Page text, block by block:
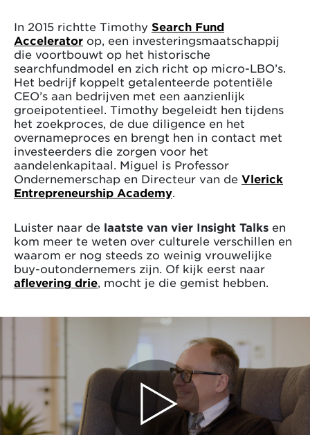
In 2015 richtte Timothy Search Fund
Accelerator op, een investeringsmaatschappij
die voortbouwt op het historische
searchfundmodel en zich richt op micro-LBO’s.
Het bedrijf koppelt getalenteerde potentiële
CEO’s aan bedrijven met een aanzienlijk
groeipotentieel. Timothy begeleidt hen tijdens
het zoekproces, de due diligence en het
overnameproces en brengt hen in contact met
investeerders die zorgen voor het
aandelenkapitaal. Miguel is Professor
Ondernemerschap en Directeur van de Vlerick
Entrepreneurship Academy
Luister naar de laatste van vier Insight Talks en
kom meer te weten over culturele verschillen en
waarom er nog steeds zo weinig vrouwelijke
buy-outondernemers zijn. Of kijk eerst naar
aflevering drie , mocht je die gemist hebben.